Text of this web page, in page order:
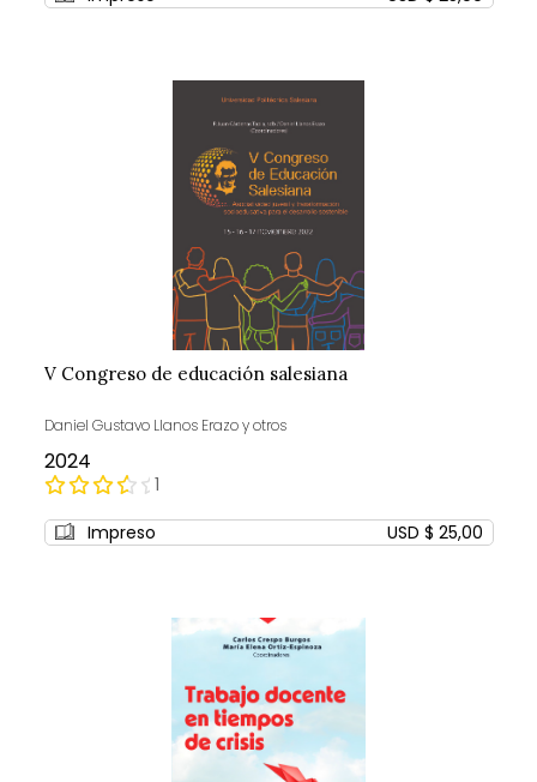
V Congreso de educación salesiana
Daniel Gustavo Llanos Erazo y otros
2024
Rating:
80%
1
Impreso
USD $ 25,00